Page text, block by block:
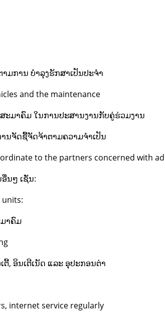
ມການ ບຳລຸງຮັກສາເປັນປະຈຳ
and the maintenance
ມາຄົມ ໃນການປະສານງານກັບຄູ່ຮ່ວມງານ
ນຈັດຊື້ຈັດຈ້າຕາມຄວາມຈໍາເປັນ
to the partners concerned with
ນໆ ເຊັ່ນ:
າຄົມ
, ອິນເຕີເນັດ ແລະ ອຸປະກອນຕ່າ
internet service regularly